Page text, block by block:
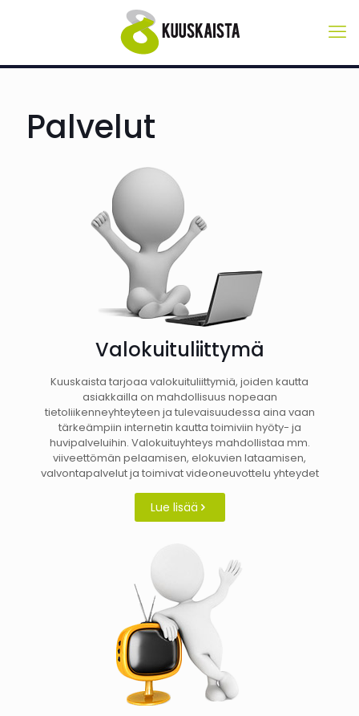
Palvelut
Valokuituliittymä
Kuuskaista tarjoaa valokuituliittymiä, joiden kautta
asiakkailla on mahdollisuus nopeaan
tietoliikenneyhteyteen ja tulevaisuudessa aina vaan
tärkeämpiin internetin kautta toimiviin hyöty- ja
huvipalveluihin. Valokuituyhteys mahdollistaa mm.
viiveettömän pelaamisen, elokuvien lataamisen,
valvontapalvelut ja toimivat videoneuvottelu yhteydet
Lue lisää